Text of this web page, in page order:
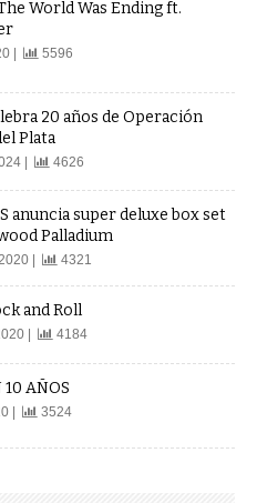
World Was Ending ft.
| 5596
20 años de Operación
Plata
| 4626
anuncia super deluxe box set
Palladium
| 4321
and Roll
| 4184
AÑOS
| 3524